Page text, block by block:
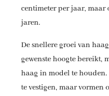
centimeter per jaar, maar
jaren.
De snellere groei van
gewenste hoogte bereikt,
haag in model te
te vestigen, maar vormen